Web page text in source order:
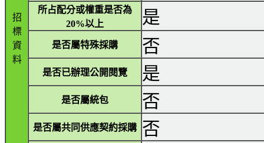
招
標
資
料
所占配分或權重是否為
20%以上
是
是否屬特殊採購 否
是否已辦理公開閱覽 是
是否屬統包 否
是否屬共同供應契約採購 否